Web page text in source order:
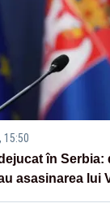
15:50
în Serbia:
asasinarea lui